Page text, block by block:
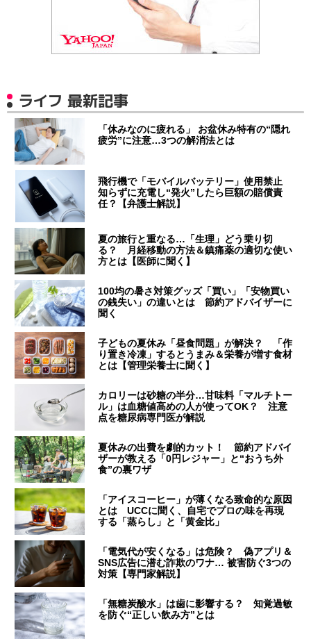
ライフ 最新記事
「休みなのに疲れる」 お盆休み特有の“隠れ
疲労”に注意…3つの解消法とは
飛行機で「モバイルバッテリー」使用禁止
知らずに充電し“発火”したら巨額の賠償責
任？【弁護士解説】
夏の旅行と重なる…「生理」どう乗り切
る？ 月経移動の方法＆鎮痛薬の適切な使い
方とは【医師に聞く】
100均の暑さ対策グッズ「買い」「安物買い
の銭失い」の違いとは 節約アドバイザーに
聞く
子どもの夏休み「昼食問題」が解決？ 「作
り置き冷凍」するとうまみ＆栄養が増す食材
とは【管理栄養士に聞く】
カロリーは砂糖の半分…甘味料「マルチトー
ル」は血糖値高めの人が使ってOK？ 注意
点を糖尿病専門医が解説
夏休みの出費を劇的カット！ 節約アドバイ
ザーが教える「0円レジャー」と“おうち外
食”の裏ワザ
「アイスコーヒー」が薄くなる致命的な原因
とは UCCに聞く、自宅でプロの味を再現
する「蒸らし」と「黄金比」
「電気代が安くなる」は危険？ 偽アプリ＆
SNS広告に潜む詐欺のワナ… 被害防ぐ3つの
対策【専門家解説】
「無糖炭酸水」は歯に影響する？ 知覚過敏
を防ぐ“正しい飲み方”とは